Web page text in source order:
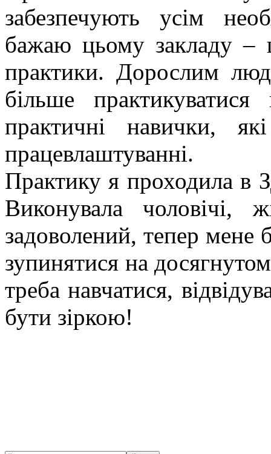
забезпечують усім
бажаю цьому закладу –
практики. Дорослим
більше
практичні навички,
працевлаштуванні.
Практику я проходила в
Виконувала чоловічі,
задоволений, тепер мене
зупинятися на
треба навчатися,
бути зіркою!